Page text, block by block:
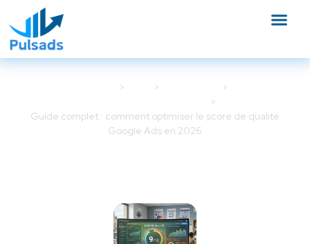
Guide complet : comment optimiser le score de qualité
Google Ads en 2026